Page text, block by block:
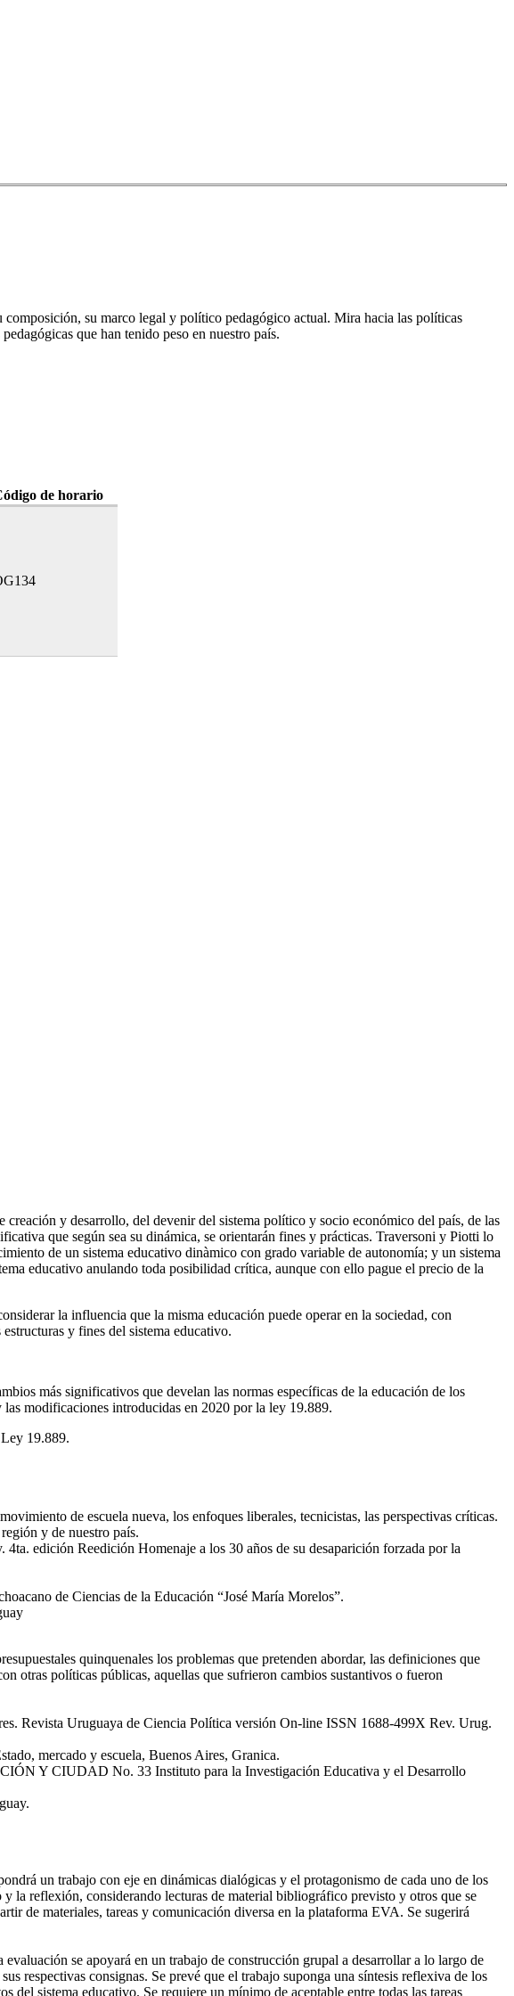
su marco legal y político pedagógico actual. Mira hacia las políticas
que han tenido peso en nuestro país.
de horario
creación y desarrollo, del devenir del sistema político y socio económico del país, de las
que según sea su dinámica, se orientarán fines y prácticas. Traversoni y Piotti lo
de un sistema educativo dinàmico con grado variable de autonomía; y un sistema
educativo anulando toda posibilidad crítica, aunque con ello pague el precio de la
la influencia que la misma educación puede operar en la sociedad, con
y fines del sistema educativo.
más significativos que develan las normas específicas de la educación de los
modificaciones introducidas en 2020 por la ley 19.889.
19.889.
de escuela nueva, los enfoques liberales, tecnicistas, las perspectivas críticas.
y de nuestro país.
edición Reedición Homenaje a los 30 años de su desaparición forzada por la
de Ciencias de la Educación “José María Morelos”.
quinquenales los problemas que pretenden abordar, las definiciones que
otras políticas públicas, aquellas que sufrieron cambios sustantivos o fueron
Revista Uruguaya de Ciencia Política versión On-line ISSN 1688-499X Rev. Urug.
mercado y escuela, Buenos Aires, Granica.
Y CIUDAD No. 33 Instituto para la Investigación Educativa y el Desarrollo
un trabajo con eje en dinámicas dialógicas y el protagonismo de cada uno de los
la reflexión, considerando lecturas de material bibliográfico previsto y otros que se
de materiales, tareas y comunicación diversa en la plataforma EVA. Se sugerirá
se apoyará en un trabajo de construcción grupal a desarrollar a lo largo de
respectivas consignas. Se prevé que el trabajo suponga una síntesis reflexiva de los
sistema educativo. Se requiere un mínimo de aceptable entre todas las tareas